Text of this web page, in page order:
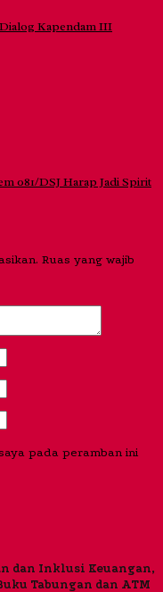
Kapendam III
081/DSJ Harap Jadi Spirit
Ruas yang wajib
pada peramban ini
dan Inklusi Keuangan,
Tabungan dan ATM